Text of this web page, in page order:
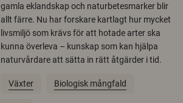
gamla eklandskap och naturbetesmarker blir
allt färre. Nu har forskare kartlagt hur mycket
livsmiljö som krävs för att hotade arter ska
kunna överleva – kunskap som kan hjälpa
naturvårdare att sätta in rätt åtgärder i tid.
Växter Biologisk mångfald